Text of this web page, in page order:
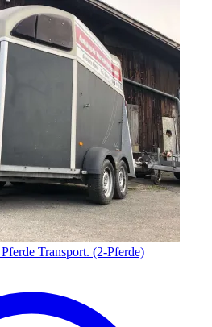
Transport. (2-Pferde)